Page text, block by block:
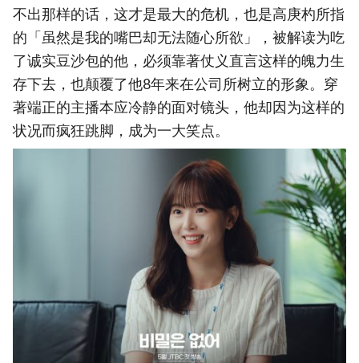
不出那样的话，这才是最大的危机，也是高庚杓所指
的「虽然是我的嘴巴却无法随心所欲」，被解读为吃
了诚实豆沙包的他，必须靠著仗义直言这样的魄力生
存下去，也颠覆了他8年来在公司所树立的形象。穿
著端正的主播本应冷静的面对镜头，他却因为这样的
状况而疯狂跳脚，成为一大笑点。